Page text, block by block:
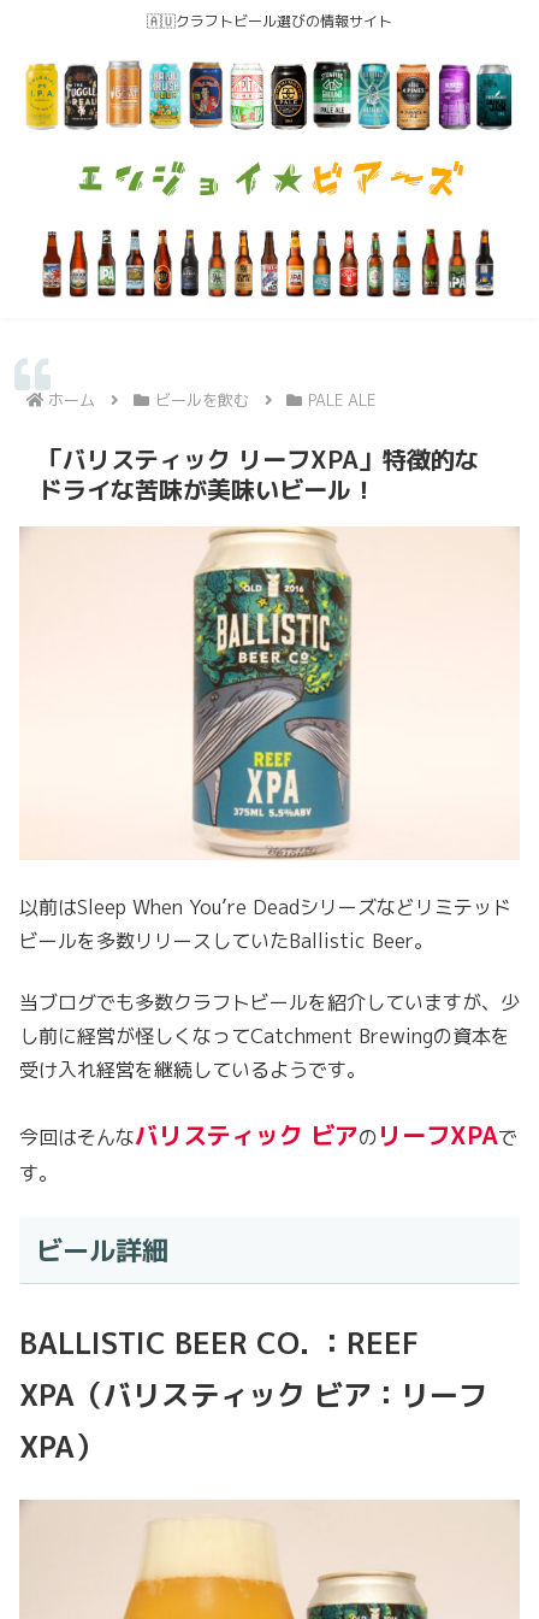
🇦🇺クラフトビール選びの情報サイト
ホーム ビールを飲む PALE ALE
「バリスティック リーフXPA」特徴的な
ドライな苦味が美味いビール！
以前はSleep When You’re Deadシリーズなどリミテッド
ビールを多数リリースしていたBallistic Beer。
当ブログでも多数クラフトビールを紹介していますが、少
し前に経営が怪しくなってCatchment Brewingの資本を
受け入れ経営を継続しているようです。
今回はそんなバリスティック ビアのリーフXPAで
す。
ビール詳細
BALLISTIC BEER CO. ：REEF
XPA（バリスティック ビア：リーフ
XPA）